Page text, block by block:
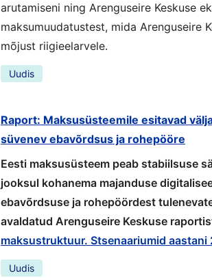
arutamiseni ning Arenguseire Keskuse
maksumuudatustest, mida Arenguseire
mõjust riigieelarvele.
Uudis
Raport: Maksusüsteemile esitavad
süvenev ebavõrdsus ja rohepööre
Eesti maksusüsteem peab stabiilsuse
jooksul kohanema majanduse
ebavõrdsuse ja rohepöördest
avaldatud Arenguseire Keskuse
maksustruktuur. Stsenaariumid aastani
Uudis